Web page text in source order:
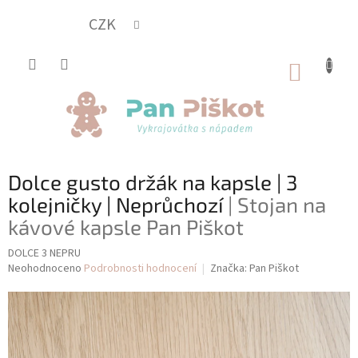
CZK
Dolce gusto držák na kapsle | 3
kolejničky | Neprůchozí | Stojan na
kávové kapsle Pan Piškot
DOLCE 3 NEPRU
Průměrné
produktu
je
0,0
z
Neohodnoceno Podrobnosti hodnocení Značka: Pan Piškot